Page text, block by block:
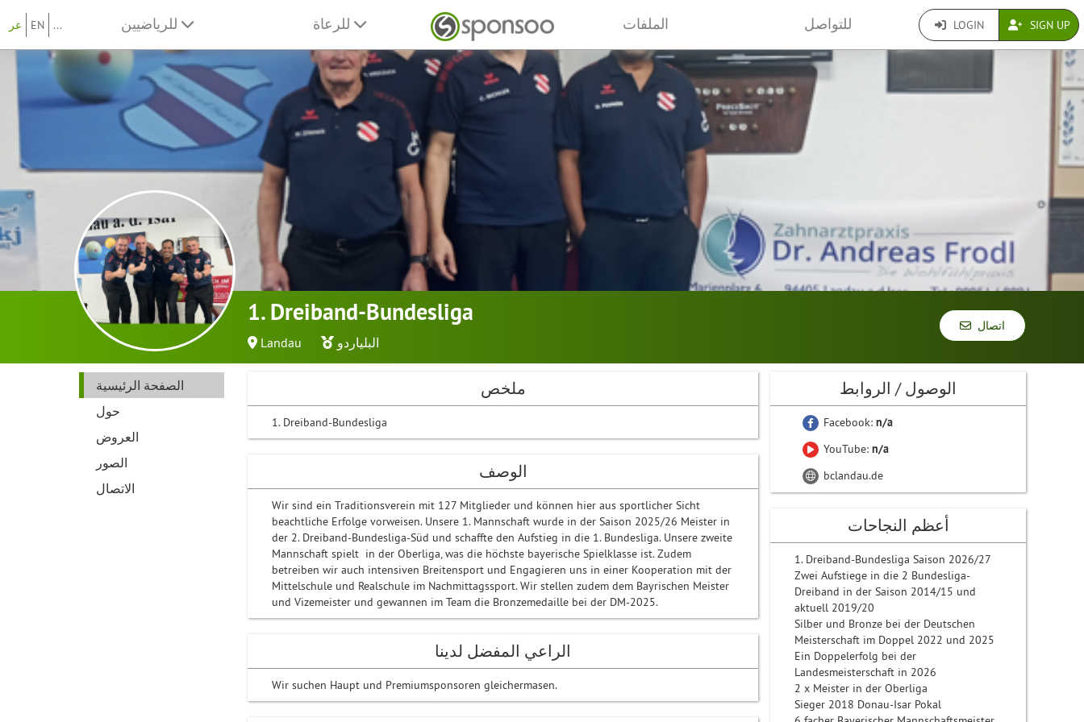
عر EN ... الملفات للتواصل LOGIN SIGN UP
1. Dreiband-Bundesliga
Landau البلياردو
اتصال
الصفحة الرئيسية
حول
العروض
الصور
الاتصال
ملخص
1. Dreiband-Bundesliga
الوصف
Wir sind ein Traditionsverein mit 127 Mitglieder und können hier aus sportlicher Sicht
beachtliche Erfolge vorweisen. Unsere 1. Mannschaft wurde in der Saison 2025/26 Meister in
der 2. Dreiband-Bundesliga-Süd und schaffte den Aufstieg in die 1. Bundesliga. Unsere zweite
Mannschaft spielt in der Oberliga, was die höchste bayerische Spielklasse ist. Zudem
betreiben wir auch intensiven Breitensport und Engagieren uns in einer Kooperation mit der
Mittelschule und Realschule im Nachmittagssport. Wir stellen zudem dem Bayrischen Meister
und Vizemeister und gewannen im Team die Bronzemedaille bei der DM-2025.
الراعي المفضل لدينا
Wir suchen Haupt und Premiumsponsoren gleichermasen.
الوصول / الروابط
Facebook:n/a
YouTube:n/a
bclandau.de
أعظم النجاحات
1. Dreiband-Bundesliga Saison 2026/27
Zwei Aufstiege in die 2 Bundesliga-
Dreiband in der Saison 2014/15 und
aktuell 2019/20
Silber und Bronze bei der Deutschen
Meisterschaft im Doppel 2022 und 2025
Ein Doppelerfolg bei der
Landesmeisterschaft in 2026
2 x Meister in der Oberliga
Sieger 2018 Donau-Isar Pokal